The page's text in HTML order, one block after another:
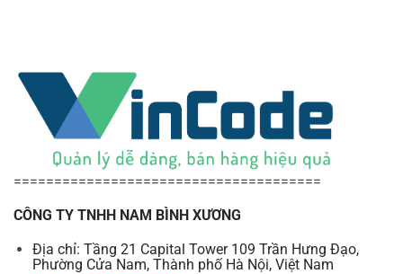
======================================
CÔNG TY TNHH NAM BÌNH XƯƠNG
Địa chỉ: Tầng 21 Capital Tower 109 Trần Hưng Đạo,
Phường Cửa Nam, Thành phố Hà Nội, Việt Nam